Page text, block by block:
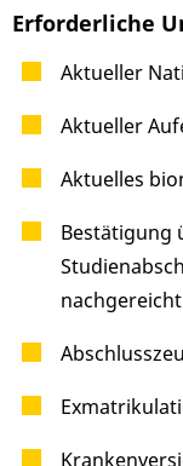
Erforderliche
Aktueller
Aktueller
Aktuelles
Bestätigung